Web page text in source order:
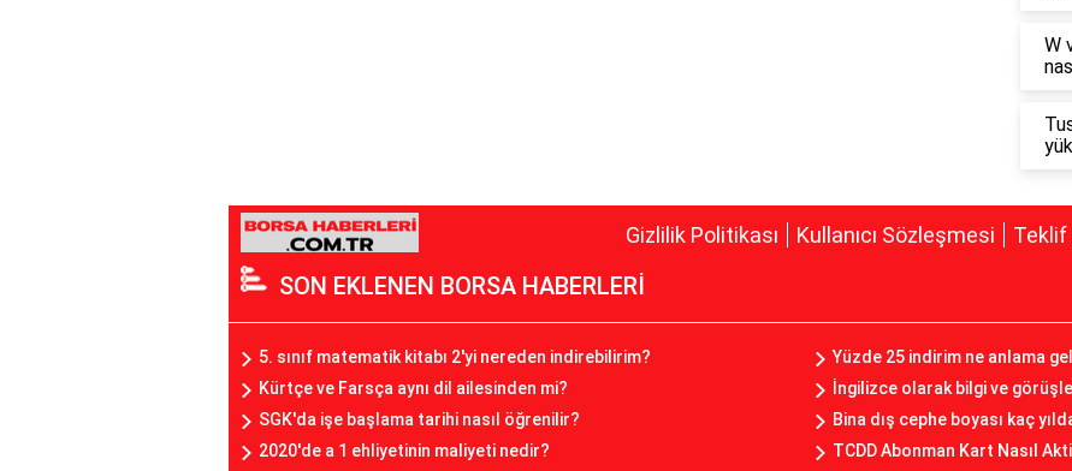
W
Gizlilik Politikası Kullanıcı Sözleşmesi Teklif
SON EKLENEN BORSA HABERLERİ
5. sınıf matematik kitabı 2'yi nereden indirebilirim?
Yüzde 25 indirim ne anlama
Kürtçe ve Farsça aynı dil ailesinden mi?
İngilizce olarak bilgi ve
SGK'da işe başlama tarihi nasıl öğrenilir?
Bina dış cephe boyası kaç
2020'de a 1 ehliyetinin maliyeti nedir?
TCDD Abonman Kart Nasıl